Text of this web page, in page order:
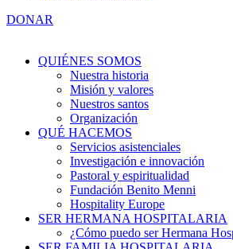
DONAR
QUIÉNES SOMOS
Nuestra historia
Misión y valores
Nuestros santos
Organización
QUÉ HACEMOS
Servicios asistenciales
Investigación e innovación
Pastoral y espiritualidad
Fundación Benito Menni
Hospitality Europe
SER HERMANA HOSPITALARIA
¿Cómo puedo ser Hermana